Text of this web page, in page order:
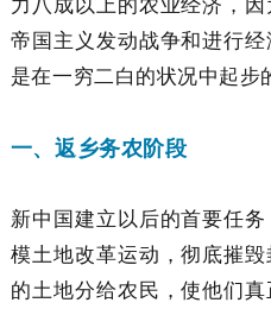
帝国主义发动战争和进行
是在一穷二白的状况中起步
一、返乡务农阶段
新中国建立以后的首要任
模土地改革运动，彻底摧
的土地分给农民，使他们